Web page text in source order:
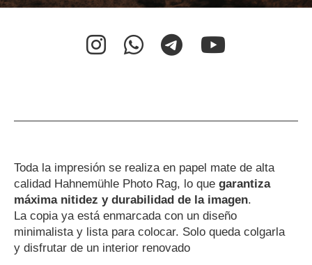
Toda la impresión se realiza en papel mate de alta
calidad Hahnemühle Photo Rag, lo que garantiza
máxima nitidez y durabilidad de la imagen.
La copia ya está enmarcada con un diseño
minimalista y lista para colocar. Solo queda colgarla
y disfrutar de un interior renovado